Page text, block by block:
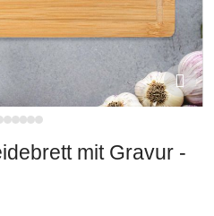
mit Gravur -